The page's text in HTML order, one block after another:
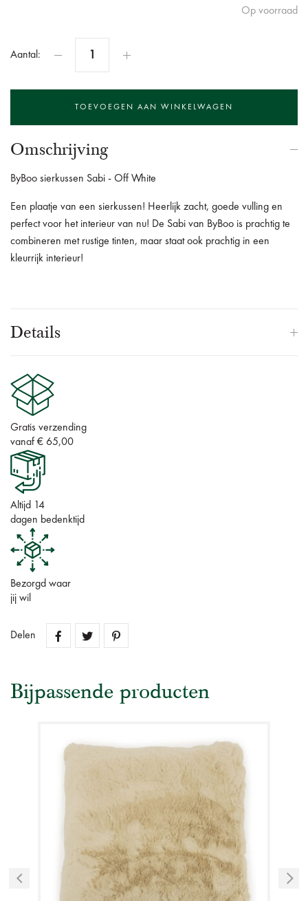
Op voorraad
Aantal:
Omschrijving
ByBoo sierkussen Sabi - Off White
Een plaatje van een sierkussen! Heerlijk zacht, goede vulling en
perfect voor het interieur van nu! De Sabi van ByBoo is prachtig te
combineren met rustige tinten, maar staat ook prachtig in een
kleurrijk interieur!
Details
Gratis verzending
vanaf € 65,00
Altijd 14
dagen bedenktijd
Bezorgd waar
jij wil
Delen
Bijpassende producten